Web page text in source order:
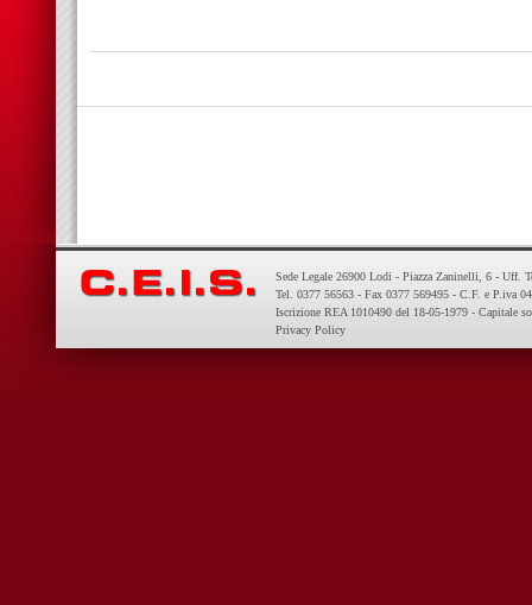
Sede Legale 26900 Lodi - Piazza Zaninelli, 6 - Uff.
Tel. 0377 56563 - Fax 0377 569495 - C.F. e P.iva
Iscrizione REA 1010490 del 18-05-1979 - Capitale
Privacy Policy